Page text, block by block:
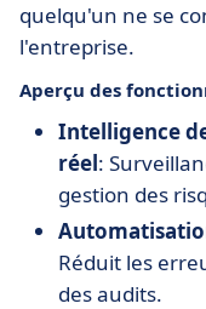
quelqu'un ne se
l'entreprise.
Aperçu des
Intelligence
réel:
gestion des
Réduit les
des audits.